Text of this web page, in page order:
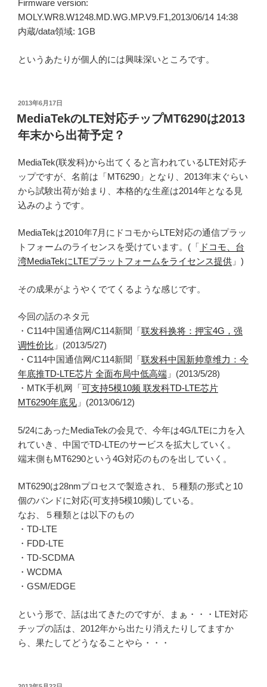
Firmware version:
MOLY.WR8.W1248.MD.WG.MP.V9.F1,2013/06/14 14:38
内蔵/data領域: 1GB
というあたりが個人的には興味深いところです。
投
稿
日:
2013年6月17日
MediaTekのLTE対応チップMT6290は2013
年末から出荷予定？
MediaTek(联发科)から出てくると言われているLTE対応チ
ップですが、名前は「MT6290」となり、2013年末ぐらい
から試験出荷が始まり、本格的な生産は2014年となる見
込みのようです。
MediaTekは2010年7月にドコモからLTE対応の通信プラッ
トフォームのライセンスを受けています。(「 ドコモ、台
湾MediaTekにLTEプラットフォームをライセンス提供 」)
その成果がようやくでてくるような感じです。
今回の話のネタ元
・C114中国通信网/C114新聞「联发科换将：押宝4G，强
调性价比 」(2013/5/27)
・C114中国通信网/C114新聞「联发科中国新帅章维力：今
年底推TD-LTE芯片 全面布局中低高端 」(2013/5/28)
・MTK手机网「可支持5模10频 联发科TD-LTE芯片
MT6290年底见 」(2013/06/12)
5/24にあったMediaTekの会見で、今年は4G/LTEに力を入
れていき、中国でTD-LTEのサービスを拡大していく。
端末側もMT6290という4G対応のものを出していく。
MT6290は28nmプロセスで製造され、５種類の形式と10
個のバンドに対応(可支持5模10频)している。
なお、５種類とは以下のもの
・TD-LTE
・FDD-LTE
・TD-SCDMA
・WCDMA
・GSM/EDGE
という形で、話は出てきたのですが、まぁ・・・LTE対応
チップの話は、2012年から出たり消えたりしてますか
ら、果たしてどうなることやら・・・